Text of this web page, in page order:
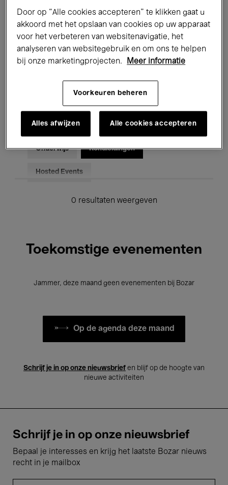
Tentoonstellingen Films
Performances Lezingen & Debatten
Jazz Klassieke Muziek Global Music
Voor iedereen Kids’ Palace
Onderwijs Rondleidingen
Hosted Events
0 resultaten weergeven
Toekomstige evenementen
Jammer, deze maand geen evenementen bij Bozar
Op de agenda deze maand
Schrijf je in op onze nieuwsbrief en blijf op de hoogte van
nieuwe activiteiten
Schrijf je in op onze nieuwsbrief
Bepaal je interesses en krijg het laatste Bozar nieuws
recht in je mailbox
Door op “Alle cookies accepteren” te klikken gaat u
akkoord met het opslaan van cookies op uw apparaat
voor het verbeteren van websitenavigatie, het
analyseren van websitegebruik en om ons te helpen
bij onze marketingprojecten.
Meer informatie
Voorkeuren beheren
Alles afwijzen Alle cookies accepteren